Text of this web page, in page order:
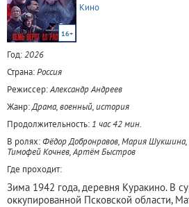
16+
Кино
Год:2026
Страна:Россия
Режиссер:Александр Андреев
Жанр:Драма, военный, история
Продолжительность: 1 час 42 мин.
В ролях:Фёдор Добронравов, Мария Шукшина,
Тимофей Кочнев, Артём Быстров
Где проходит:
Зима 1942 года, деревня Куракино. В
оккупированной Псковской области,